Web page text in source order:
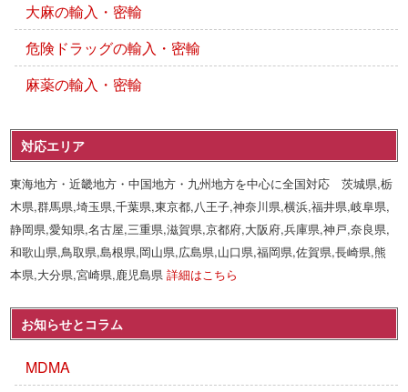
大麻の輸入・密輸
危険ドラッグの輸入・密輸
麻薬の輸入・密輸
対応エリア
東海地方・近畿地方・中国地方・九州地方を中心に全国対応 茨城県,栃
木県,群馬県,埼玉県,千葉県,東京都,八王子,神奈川県,横浜,福井県,岐阜県,
静岡県,愛知県,名古屋,三重県,滋賀県,京都府,大阪府,兵庫県,神戸,奈良県,
和歌山県,鳥取県,島根県,岡山県,広島県,山口県,福岡県,佐賀県,長崎県,熊
本県,大分県,宮崎県,鹿児島県詳細はこちら
お知らせとコラム
MDMA